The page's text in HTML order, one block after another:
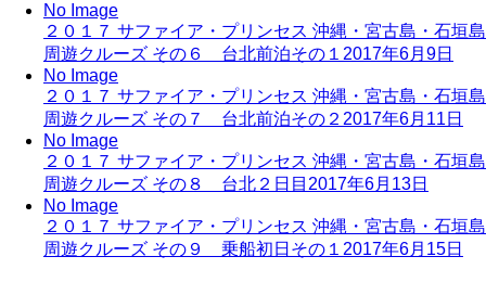
No Image
２０１７ サファイア・プリンセス 沖縄・宮古島・石垣島
周遊クルーズ その６ 台北前泊その１ 2017年6月9日
No Image
２０１７ サファイア・プリンセス 沖縄・宮古島・石垣島
周遊クルーズ その７ 台北前泊その２ 2017年6月11日
No Image
２０１７ サファイア・プリンセス 沖縄・宮古島・石垣島
周遊クルーズ その８ 台北２日目 2017年6月13日
No Image
２０１７ サファイア・プリンセス 沖縄・宮古島・石垣島
周遊クルーズ その９ 乗船初日その１ 2017年6月15日